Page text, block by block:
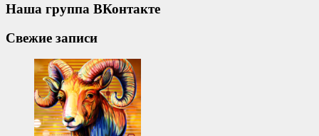
Наша группа ВКонтакте
Свежие записи